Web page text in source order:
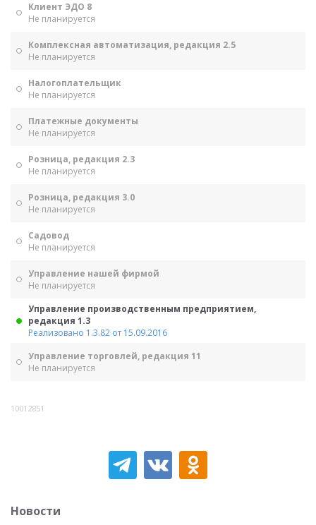
Клиент ЭДО 8
Не планируется
Комплексная автоматизация, редакция 2.5
Не планируется
Налогоплательщик
Не планируется
Платежные документы
Не планируется
Розница, редакция 2.3
Не планируется
Розница, редакция 3.0
Не планируется
Садовод
Не планируется
Управление нашей фирмой
Не планируется
Управление производственным предприятием,
редакция 1.3
Реализовано 1.3.82 от 15.09.2016
Управление торговлей, редакция 11
Не планируется
10012851
Новости